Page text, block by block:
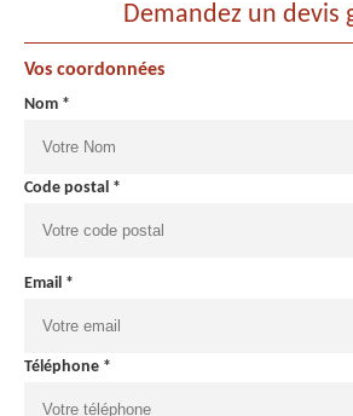
Demandez un devis
Vos coordonnées
Nom *
Code postal *
Email *
Téléphone *